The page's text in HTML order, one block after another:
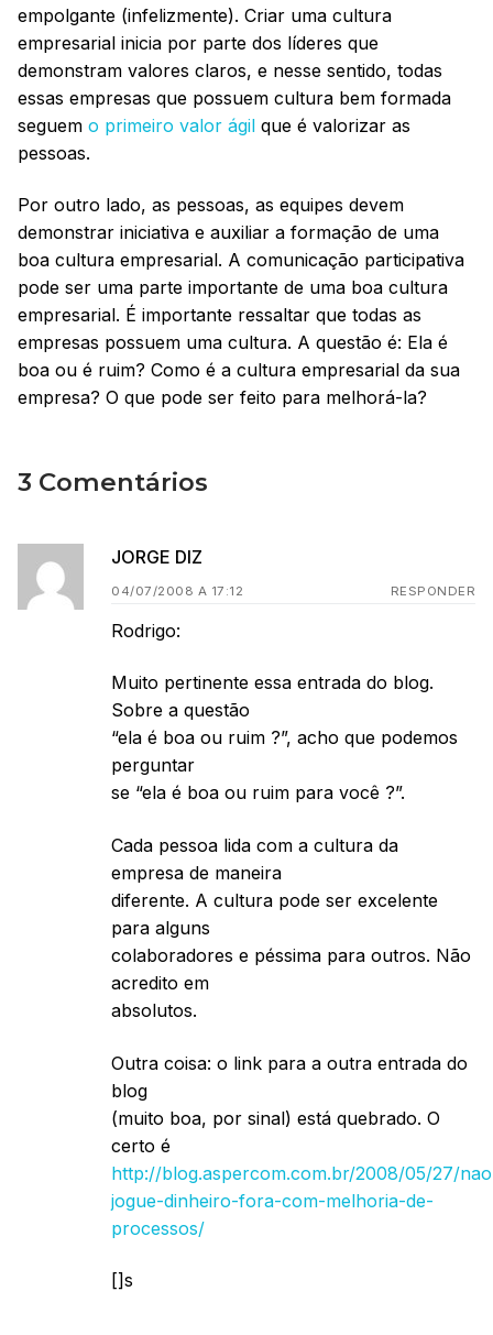
empolgante (infelizmente). Criar uma cultura
empresarial inicia por parte dos líderes que
demonstram valores claros, e nesse sentido, todas
essas empresas que possuem cultura bem formada
seguem o primeiro valor ágil que é valorizar as
pessoas.
Por outro lado, as pessoas, as equipes devem
demonstrar iniciativa e auxiliar a formação de uma
boa cultura empresarial. A comunicação participativa
pode ser uma parte importante de uma boa cultura
empresarial. É importante ressaltar que todas as
empresas possuem uma cultura. A questão é: Ela é
boa ou é ruim? Como é a cultura empresarial da sua
empresa? O que pode ser feito para melhorá-la?
3 Comentários
JORGE DIZ
04/07/2008 A 17:12 RESPONDER
Rodrigo:
Muito pertinente essa entrada do blog.
Sobre a questão
“ela é boa ou ruim ?”, acho que podemos
perguntar
se “ela é boa ou ruim para você ?”.
Cada pessoa lida com a cultura da
empresa de maneira
diferente. A cultura pode ser excelente
para alguns
colaboradores e péssima para outros. Não
acredito em
absolutos.
Outra coisa: o link para a outra entrada do
blog
(muito boa, por sinal) está quebrado. O
certo é
http://blog.aspercom.com.br/2008/05/27/
jogue-dinheiro-fora-com-melhoria-de-
processos/
[]s